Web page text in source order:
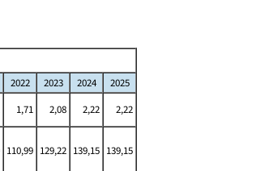
2022 2023 2024
2025
1,71 2,08 2,22
2,22
110,99 129,22 139,15 139,15